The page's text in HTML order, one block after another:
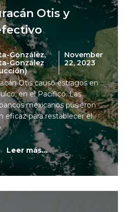
Otis y
González,
González
November
22, 2023
Otis causó estragos en
en el Pacífico. Las
mexicanos pusieron
eficaz para restablecer el
Leer más...